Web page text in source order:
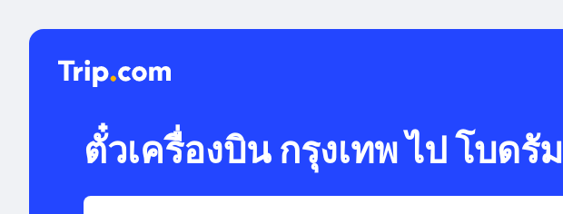
ตั๋วเครื่องบิน กรุงเทพ ไป โบดรัม